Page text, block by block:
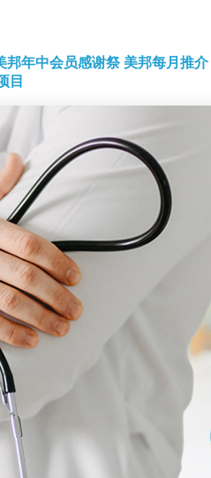
邦年中会员感谢祭 美邦每月推介
目